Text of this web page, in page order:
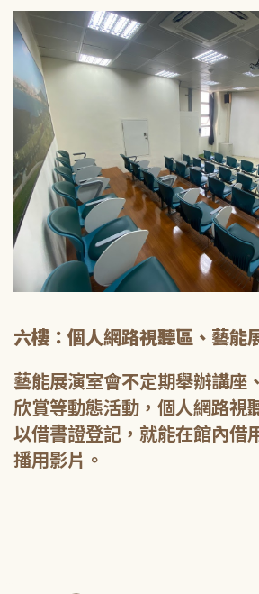
六樓：個人網路視聽區、藝能
藝能展演室會不定期舉辦講座
欣賞等動態活動，個人網路視
以借書證登記，就能在館內借
播用影片。